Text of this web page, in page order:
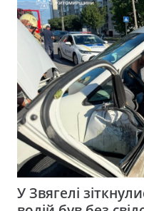
У Звягелі